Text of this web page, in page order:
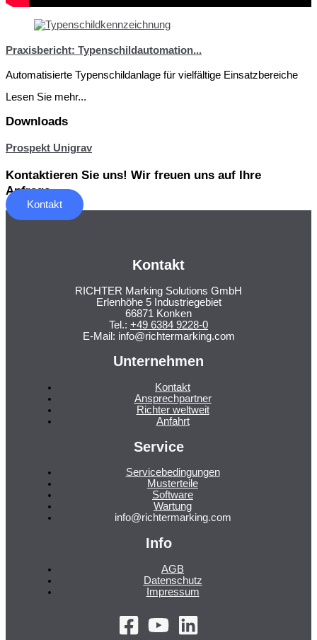
Praxisbericht: Typenschildautomation...
Automatisierte Typenschildanlage für vielfältige Einsatzbereiche
Lesen Sie mehr...
Downloads
Prospekt Unigrav
Kontaktieren Sie uns! Wir freuen uns auf Ihre
Anfrage.
Kontakt
Kontakt
RICHTER Marking Solutions GmbH
Erlenhöhe 5 Industriegebiet
66871 Konken
Tel.: +49 6384 9228-0
E-Mail: info@richtermarking.com
Unternehmen
Kontakt
Ansprechpartner
Richter weltweit
Anfahrt
Service
Servicebedingungen
Musterteile
Software
Wartung
info@richtermarking.com
Info
AGB
Datenschutz
Impressum